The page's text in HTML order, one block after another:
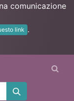
comunicazione
link .